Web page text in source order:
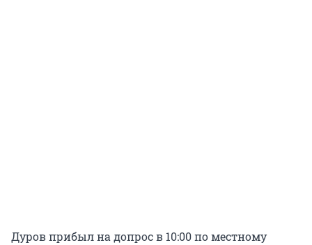
Дуров прибыл на допрос в 10:00 по местному